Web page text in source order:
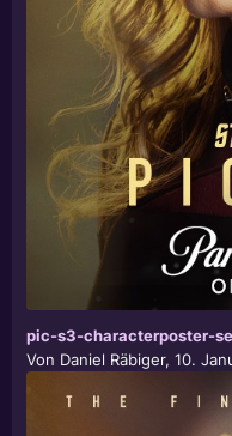
pic-s3-characterposter-
Von Daniel Räbiger, 10.